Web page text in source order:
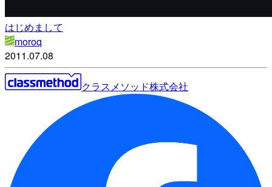
はじめまして
moroq
2011.07.08
クラスメソッド株式会社